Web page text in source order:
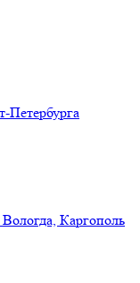
Петербурга
Каргополь